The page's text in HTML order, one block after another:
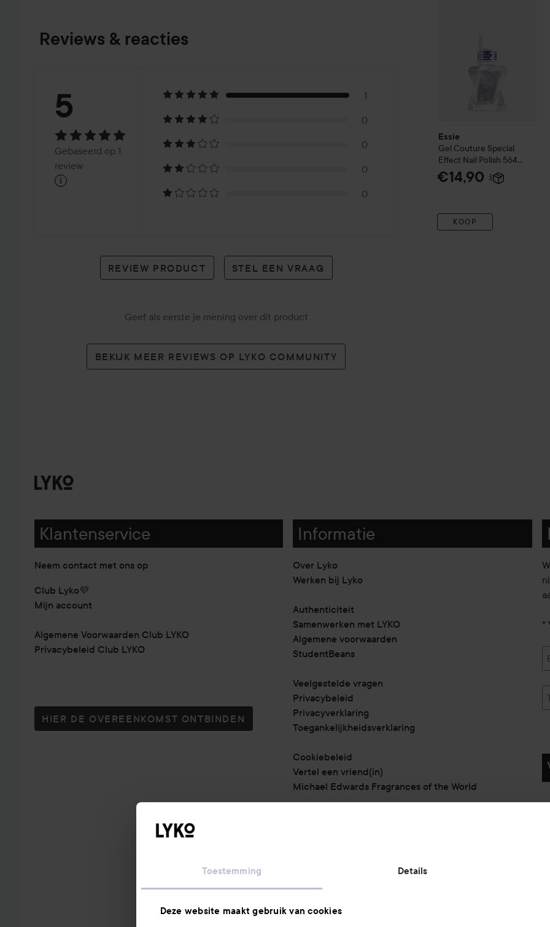
Toestemming Details
Deze website maakt gebruik van cookies
Reviews & reacties
Beoordeling:
5Gebaseerd
op
review
5
Gebaseerd op 1
review
i
1
0
0
0
0
REVIEW PRODUCT STEL EEN VRAAG
Geef als eerste je mening over dit product
BEKIJK MEER REVIEWS OP LYKO COMMUNITY
Essie
Gel Couture Special
Effect Nail Polish 564
Glazed Chrome
€14,90
KOOP
Klantenservice
Neem contact met ons op
Club Lyko💜
Mijn account
Algemene Voorwaarden Club LYKO
Privacybeleid Club LYKO
HIER DE OVEREENKOMST ONTBINDEN
Informatie
Over Lyko
Werken bij Lyko
Authenticiteit
Samenwerken met LYKO
Algemene voorwaarden
StudentBeans
Veelgestelde vragen
Privacybeleid
Privacyverklaring
Toegankelijkheidsverklaring
Cookiebeleid
Vertel een vriend(in)
Michael Edwards Fragrances of the World
Verzendmethoden:
*